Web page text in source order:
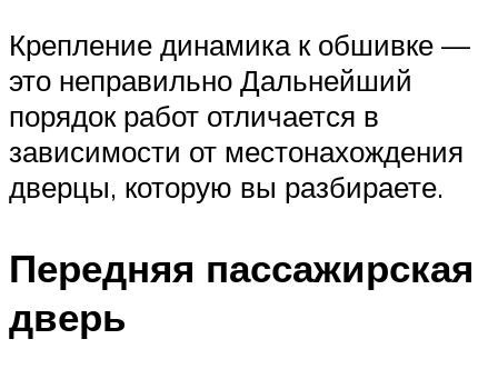
Крепление динамика к обшивке —
это неправильно Дальнейший
порядок работ отличается в
зависимости от местонахождения
дверцы, которую вы разбираете.
Передняя пассажирская
дверь